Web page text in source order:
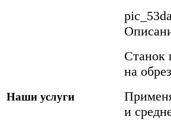
Наши услуги
Станок
на
и